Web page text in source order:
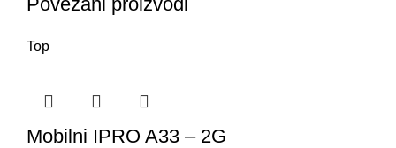
Top
Mobilni IPRO A33 – 2G